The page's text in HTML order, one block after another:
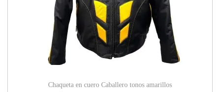
Chaqueta en cuero Caballero tonos amarillos